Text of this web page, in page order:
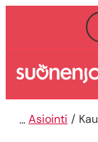
Siirry sisältöön
Etusivu
Asiointi